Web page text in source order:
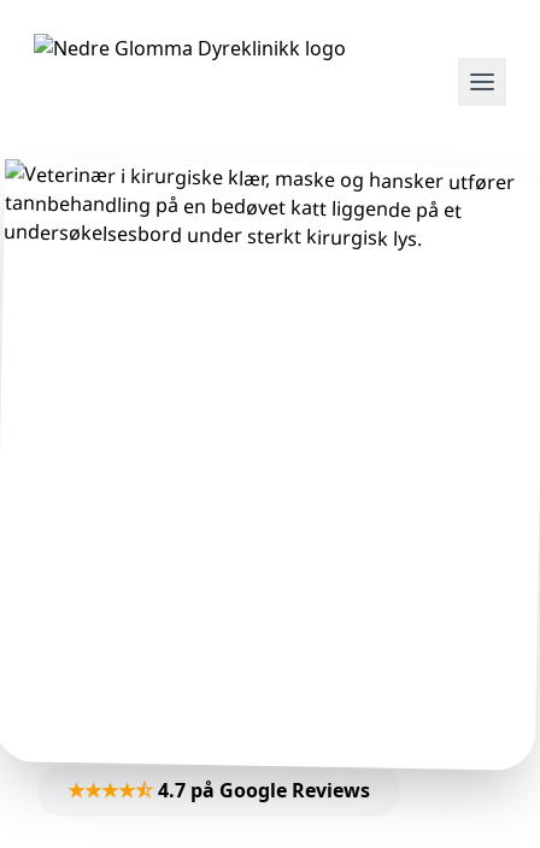
★★★★⯪4.7 på Google Reviews